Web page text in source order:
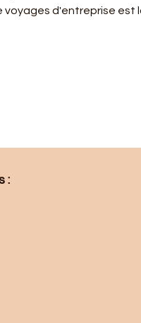
d'entreprise est
: